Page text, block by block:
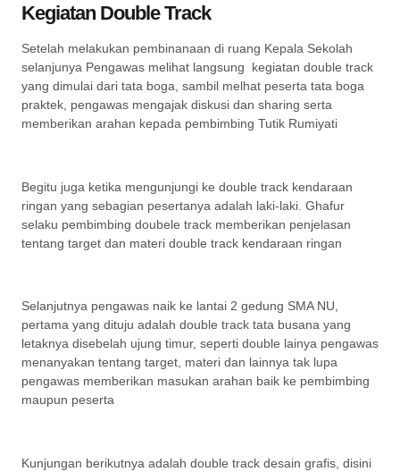
Kegiatan Double Track
Setelah melakukan pembinanaan di ruang Kepala Sekolah
selanjunya Pengawas melihat langsung kegiatan double track
yang dimulai dari tata boga, sambil melhat peserta tata boga
praktek, pengawas mengajak diskusi dan sharing serta
memberikan arahan kepada pembimbing Tutik Rumiyati
Begitu juga ketika mengunjungi ke double track kendaraan
ringan yang sebagian pesertanya adalah laki-laki. Ghafur
selaku pembimbing doubele track memberikan penjelasan
tentang target dan materi double track kendaraan ringan
Selanjutnya pengawas naik ke lantai 2 gedung SMA NU,
pertama yang dituju adalah double track tata busana yang
letaknya disebelah ujung timur, seperti double lainya pengawas
menanyakan tentang target, materi dan lainnya tak lupa
pengawas memberikan masukan arahan baik ke pembimbing
maupun peserta
Kunjungan berikutnya adalah double track desain grafis, disini